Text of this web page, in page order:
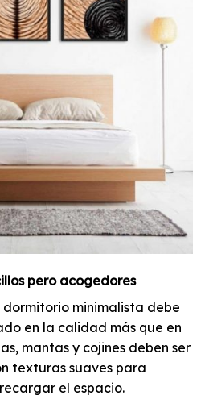
pero acogedores
dormitorio minimalista debe
en la calidad más que en
mantas y cojines deben ser
texturas suaves para
el espacio.